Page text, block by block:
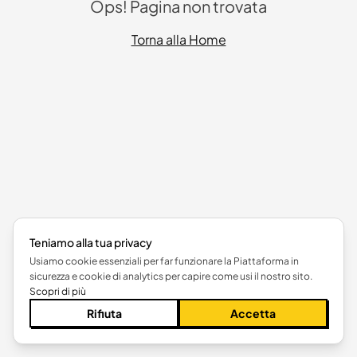
Ops! Pagina non trovata
Torna alla Home
Teniamo alla tua privacy
Usiamo cookie essenziali per far funzionare la Piattaforma in
sicurezza e cookie di analytics per capire come usi il nostro sito.
Scopri di più
Rifiuta Accetta